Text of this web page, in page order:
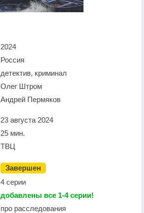
2024
Россия
детектив, криминал
Олег Штром
Андрей Пермяков
23 августа 2024
25 мин.
ТВЦ
Завершен
4 серии
добавлены все 1-4 серии!
про расследования